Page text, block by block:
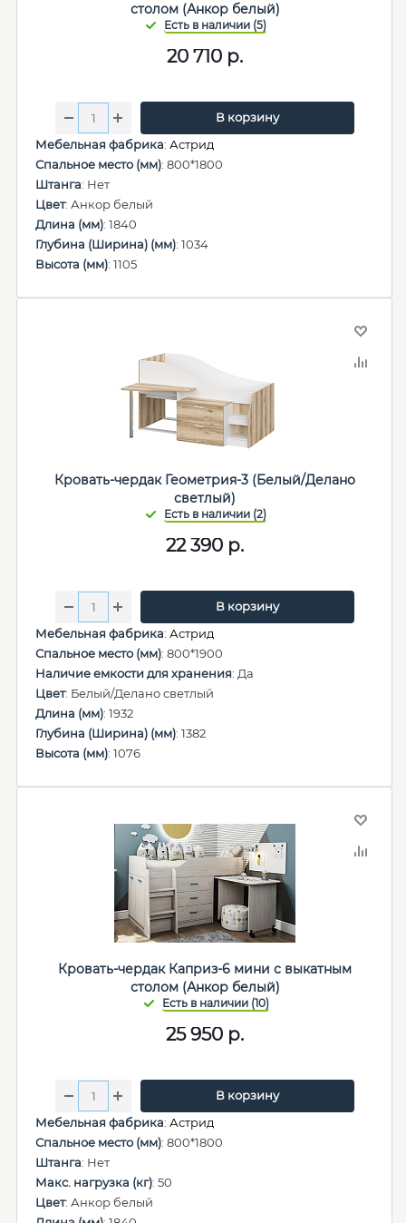
столом (Анкор белый)
20 710 р.
В корзину
Мебельная фабрика: Астрид
Спальное место (мм): 800*1800
Штанга: Нет
Цвет: Анкор белый
Длина (мм): 1840
Глубина (Ширина) (мм): 1034
Высота (мм): 1105
Кровать-чердак Геометрия-3 (Белый/Делано
светлый)
22 390 р.
В корзину
Мебельная фабрика: Астрид
Спальное место (мм): 800*1900
Наличие емкости для хранения: Да
Цвет: Белый/Делано светлый
Длина (мм): 1932
Глубина (Ширина) (мм): 1382
Высота (мм): 1076
Кровать-чердак Каприз-6 мини с выкатным
столом (Анкор белый)
25 950 р.
В корзину
Мебельная фабрика: Астрид
Спальное место (мм): 800*1800
Штанга: Нет
Макс. нагрузка (кг): 50
Цвет: Анкор белый